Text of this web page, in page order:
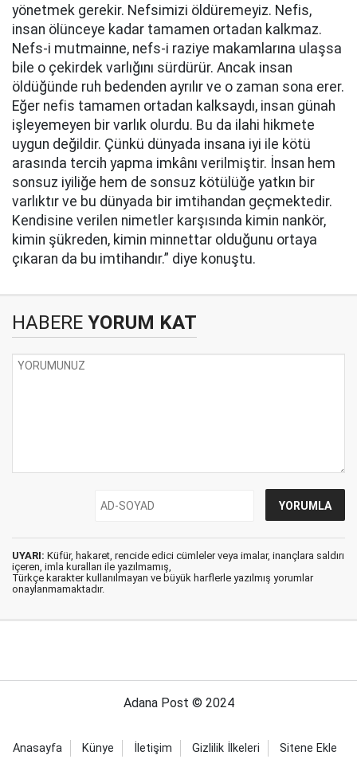
yönetmek gerekir. Nefsimizi öldüremeyiz. Nefis,
insan ölünceye kadar tamamen ortadan kalkmaz.
Nefs-i mutmainne, nefs-i raziye makamlarına ulaşsa
bile o çekirdek varlığını sürdürür. Ancak insan
öldüğünde ruh bedenden ayrılır ve o zaman sona erer.
Eğer nefis tamamen ortadan kalksaydı, insan günah
işleyemeyen bir varlık olurdu. Bu da ilahi hikmete
uygun değildir. Çünkü dünyada insana iyi ile kötü
arasında tercih yapma imkânı verilmiştir. İnsan hem
sonsuz iyiliğe hem de sonsuz kötülüğe yatkın bir
varlıktır ve bu dünyada bir imtihandan geçmektedir.
Kendisine verilen nimetler karşısında kimin nankör,
kimin şükreden, kimin minnettar olduğunu ortaya
çıkaran da bu imtihandır.” diye konuştu.
HABERE YORUM KAT
UYARI: Küfür, hakaret, rencide edici cümleler veya imalar, inançlara saldırı
içeren, imla kuralları ile yazılmamış,
Türkçe karakter kullanılmayan ve büyük harflerle yazılmış yorumlar
onaylanmamaktadır.
Adana Post © 2024
Anasayfa Künye İletişim Gizlilik İlkeleri Sitene Ekle